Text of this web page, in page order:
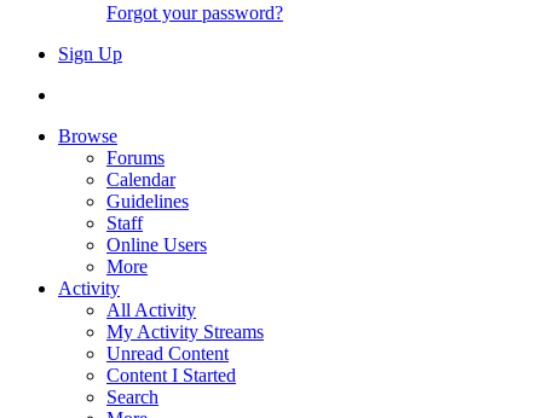
Forgot your password?
Sign Up
Browse
Forums
Calendar
Guidelines
Staff
Online Users
More
Activity
All Activity
My Activity Streams
Unread Content
Content I Started
Search